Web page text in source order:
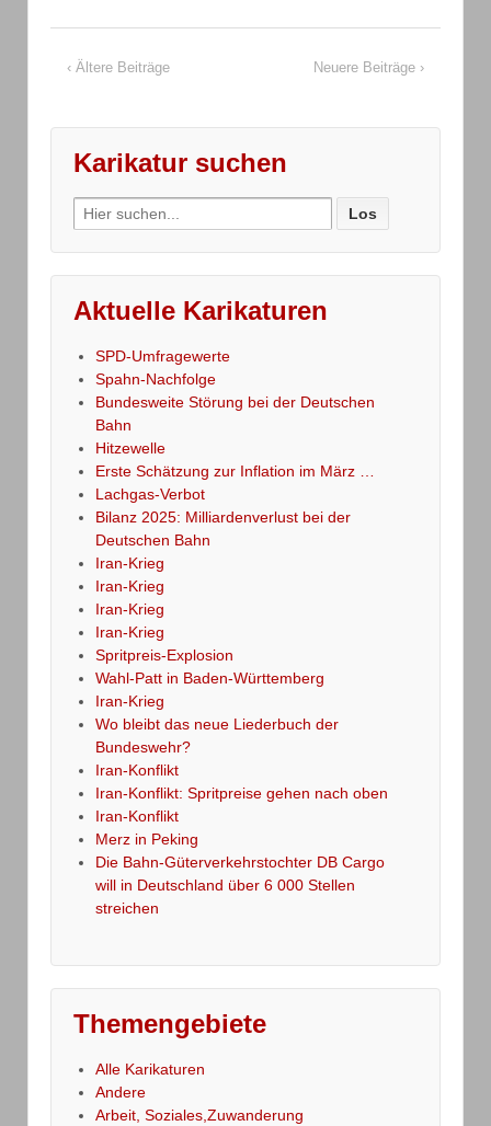
‹ Ältere Beiträge Neuere Beiträge ›
Karikatur suchen
Search
for:
Aktuelle Karikaturen
SPD-Umfragewerte
Spahn-Nachfolge
Bundesweite Störung bei der Deutschen
Bahn
Hitzewelle
Erste Schätzung zur Inflation im März …
Lachgas-Verbot
Bilanz 2025: Milliardenverlust bei der
Deutschen Bahn
Iran-Krieg
Iran-Krieg
Iran-Krieg
Iran-Krieg
Spritpreis-Explosion
Wahl-Patt in Baden-Württemberg
Iran-Krieg
Wo bleibt das neue Liederbuch der
Bundeswehr?
Iran-Konflikt
Iran-Konflikt: Spritpreise gehen nach oben
Iran-Konflikt
Merz in Peking
Die Bahn-Güterverkehrstochter DB Cargo
will in Deutschland über 6 000 Stellen
streichen
Themengebiete
Alle Karikaturen
Andere
Arbeit, Soziales,Zuwanderung